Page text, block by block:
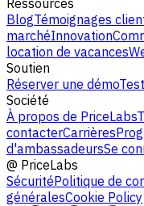
BlogTémoignages
marchéInnovation
location de vacances
Soutien
Réserver une démo
Société
À propos de PriceLabs
contacterCarrières
d'ambassadeursSe
@ PriceLabs
SécuritéPolitique de
généralesCookie Policy